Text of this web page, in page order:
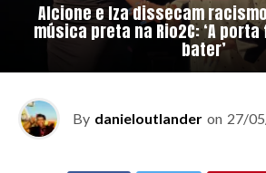
Alcione e Iza dissecam
música preta na Rio2C: ‘A
bater’
By danieloutlander on 27/